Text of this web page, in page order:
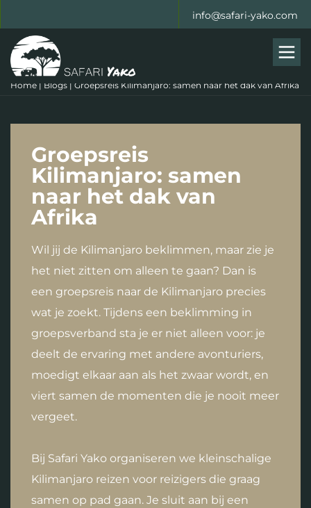
info@safari-yako.com
Home | Blogs | Groepsreis Kilimanjaro: samen naar het dak van Afrika
Groepsreis
Kilimanjaro: samen
naar het dak van
Afrika
Wil jij de Kilimanjaro beklimmen, maar zie je
het niet zitten om alleen te gaan? Dan is
een groepsreis naar de Kilimanjaro precies
wat je zoekt. Tijdens een beklimming in
groepsverband sta je er niet alleen voor: je
deelt de ervaring met andere avonturiers,
moedigt elkaar aan als het zwaar wordt, en
viert samen de momenten die je nooit meer
vergeet.
Bij Safari Yako organiseren we kleinschalige
Kilimanjaro reizen voor reizigers die graag
samen op pad gaan. Je sluit aan bij een